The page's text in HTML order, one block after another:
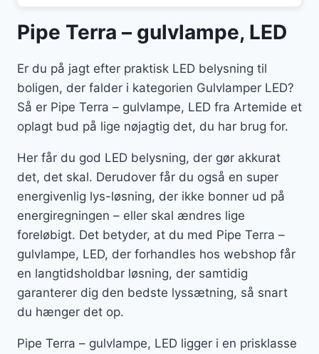
Pipe Terra – gulvlampe, LED
Er du på jagt efter praktisk LED belysning til
boligen, der falder i kategorien Gulvlamper LED?
Så er Pipe Terra – gulvlampe, LED fra Artemide et
oplagt bud på lige nøjagtig det, du har brug for.
Her får du god LED belysning, der gør akkurat
det, det skal. Derudover får du også en super
energivenlig lys-løsning, der ikke bonner ud på
energiregningen – eller skal ændres lige
foreløbigt. Det betyder, at du med Pipe Terra –
gulvlampe, LED, der forhandles hos webshop får
en langtidsholdbar løsning, der samtidig
garanterer dig den bedste lyssætning, så snart
du hænger det op.
Pipe Terra – gulvlampe, LED ligger i en prisklasse